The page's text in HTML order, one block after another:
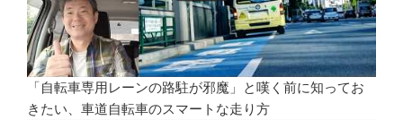
「自転車専用レーンの路駐が邪魔」と嘆く前に知ってお
きたい、車道自転車のスマートな走り方